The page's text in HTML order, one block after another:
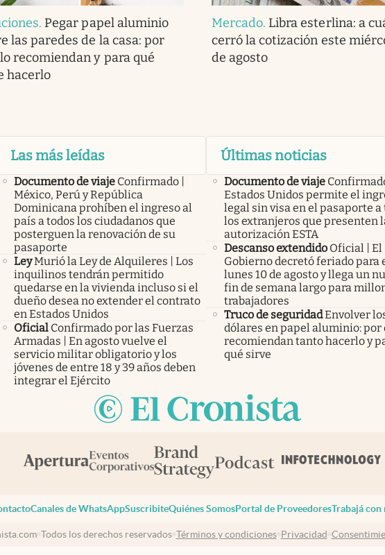
. Pegar papel aluminio
las paredes de la casa: por
recomiendan y para qué
hacerlo
Mercado. Libra esterlina: a
cerró la cotización este
de agosto
Las más leídas
Documento de viaje Confirmado |
México, Perú y República
Dominicana prohíben el ingreso al
país a todos los ciudadanos que
posterguen la renovación de su
pasaporte
LeyMurió la Ley de Alquileres | Los
inquilinos tendrán permitido
quedarse en la vivienda incluso si el
dueño desea no extender el contrato
en Estados Unidos
Oficial Confirmado por las Fuerzas
Armadas | En agosto vuelve el
servicio militar obligatorio y los
jóvenes de entre 18 y 39 años deben
integrar el Ejército
Últimas noticias
Documento de viaje
Estados Unidos permite el
legal sin visa en el pasaporte a
los extranjeros que presenten
autorización ESTA
Descanso extendido Oficial | El
Gobierno decretó feriado para
lunes 10 de agosto y llega un
fin de semana largo para
trabajadores
Truco de seguridadEnvolver
dólares en papel aluminio: por
recomiendan tanto hacerlo y
qué sirve
Canales de WhatsAppSuscribiteQuiénes SomosPortal de ProveedoresTrabajá con
Todos los derechos reservados Términos y condiciones Privacidad